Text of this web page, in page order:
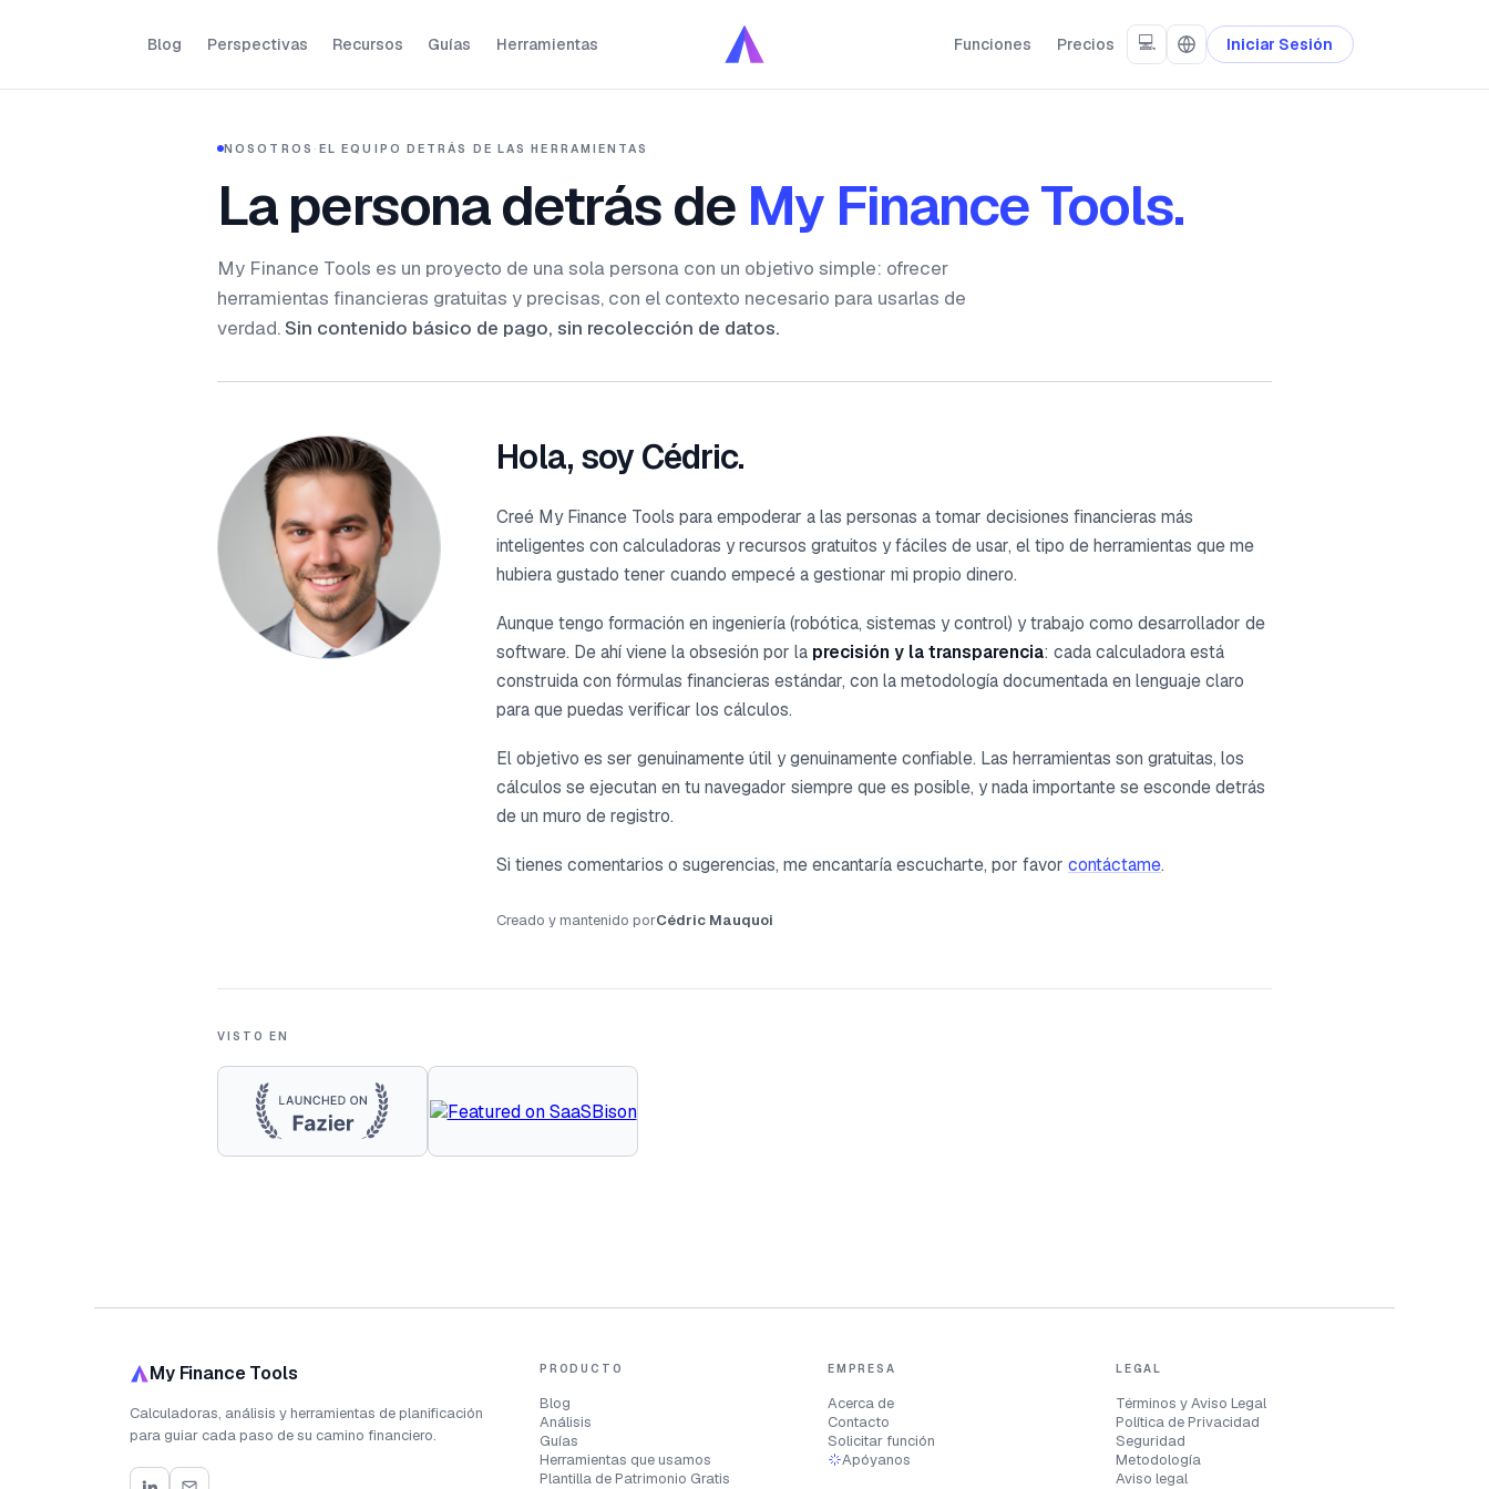
Blog Perspectivas Recursos Guías Herramientas Funciones Precios 💻 Iniciar Sesión
NOSOTROS · EL EQUIPO DETRÁS DE LAS HERRAMIENTAS
La persona detrás de My Finance Tools.
My Finance Tools es un proyecto de una sola persona con un objetivo simple: ofrecer
herramientas financieras gratuitas y precisas, con el contexto necesario para usarlas de
verdad.Sin contenido básico de pago, sin recolección de datos.
Hola, soy Cédric.
Creé My Finance Tools para empoderar a las personas a tomar decisiones financieras más
inteligentes con calculadoras y recursos gratuitos y fáciles de usar, el tipo de herramientas que me
hubiera gustado tener cuando empecé a gestionar mi propio dinero.
Aunque tengo formación en ingeniería (robótica, sistemas y control) y trabajo como desarrollador de
software. De ahí viene la obsesión por la precisión y la transparencia: cada calculadora está
construida con fórmulas financieras estándar, con la metodología documentada en lenguaje claro
para que puedas verificar los cálculos.
El objetivo es ser genuinamente útil y genuinamente confiable. Las herramientas son gratuitas, los
cálculos se ejecutan en tu navegador siempre que es posible, y nada importante se esconde detrás
de un muro de registro.
Si tienes comentarios o sugerencias, me encantaría escucharte, por favor contáctame.
Creado y mantenido porCédric Mauquoi
VISTO EN
My Finance Tools
Calculadoras, análisis y herramientas de planificación
para guiar cada paso de su camino financiero.
PRODUCTO
Blog
Análisis
Guías
Herramientas que usamos
Plantilla de Patrimonio Gratis
EMPRESA
Acerca de
Contacto
Solicitar función
Apóyanos
LEGAL
Términos y Aviso Legal
Política de Privacidad
Seguridad
Metodología
Aviso legal